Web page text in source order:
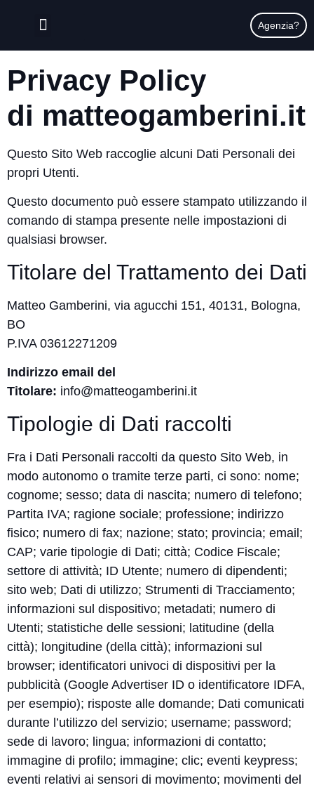
Agenzia?
Privacy Policy
di matteogamberini.it
Questo Sito Web raccoglie alcuni Dati Personali dei
propri Utenti.
Questo documento può essere stampato utilizzando il
comando di stampa presente nelle impostazioni di
qualsiasi browser.
Titolare del Trattamento dei Dati
Matteo Gamberini, via agucchi 151, 40131, Bologna,
BO
P.IVA 03612271209
Indirizzo email del
Titolare: info@matteogamberini.it
Tipologie di Dati raccolti
Fra i Dati Personali raccolti da questo Sito Web, in
modo autonomo o tramite terze parti, ci sono: nome;
cognome; sesso; data di nascita; numero di telefono;
Partita IVA; ragione sociale; professione; indirizzo
fisico; numero di fax; nazione; stato; provincia; email;
CAP; varie tipologie di Dati; città; Codice Fiscale;
settore di attività; ID Utente; numero di dipendenti;
sito web; Dati di utilizzo; Strumenti di Tracciamento;
informazioni sul dispositivo; metadati; numero di
Utenti; statistiche delle sessioni; latitudine (della
città); longitudine (della città); informazioni sul
browser; identificatori univoci di dispositivi per la
pubblicità (Google Advertiser ID o identificatore IDFA,
per esempio); risposte alle domande; Dati comunicati
durante l’utilizzo del servizio; username; password;
sede di lavoro; lingua; informazioni di contatto;
immagine di profilo; immagine; clic; eventi keypress;
eventi relativi ai sensori di movimento; movimenti del